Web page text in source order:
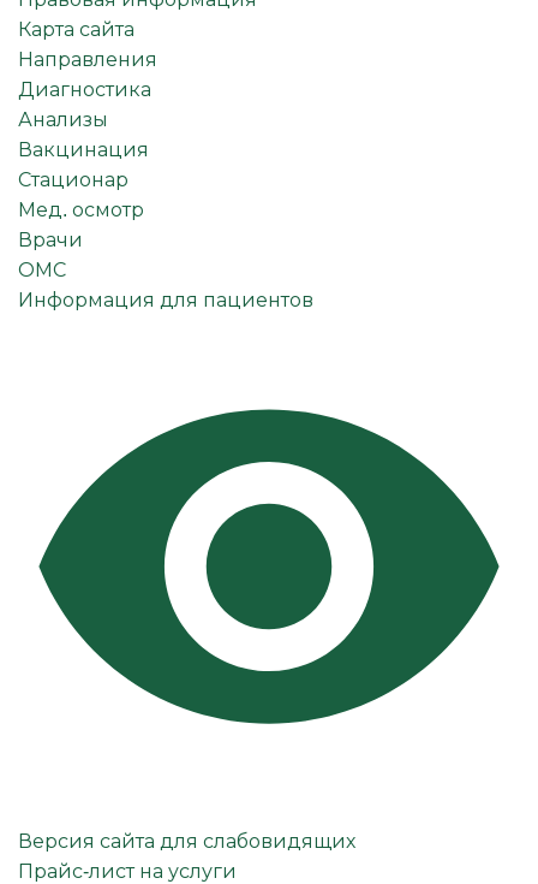
Карта сайта
Направления
Диагностика
Анализы
Вакцинация
Стационар
Мед. осмотр
Врачи
ОМС
Информация для пациентов
Версия сайта для слабовидящих
Прайс-лист на услуги